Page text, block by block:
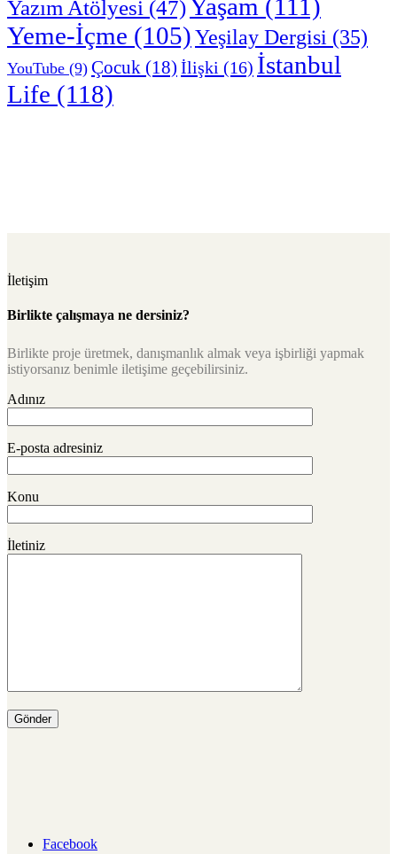
Yazım Atölyesi (47) Yaşam (111)
Yeme-İçme (105)Yeşilay Dergisi (35)
YouTube (9) Çocuk (18) İlişki (16) İstanbul
Life (118)
İletişim
Birlikte çalışmaya ne dersiniz?
Birlikte proje üretmek, danışmanlık almak veya işbirliği yapmak
istiyorsanız benimle iletişime geçebilirsiniz.
Adınız
E-posta adresiniz
Konu
İletiniz
Facebook